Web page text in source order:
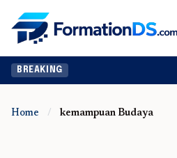
BREAKING
Home / kemampuan Budaya